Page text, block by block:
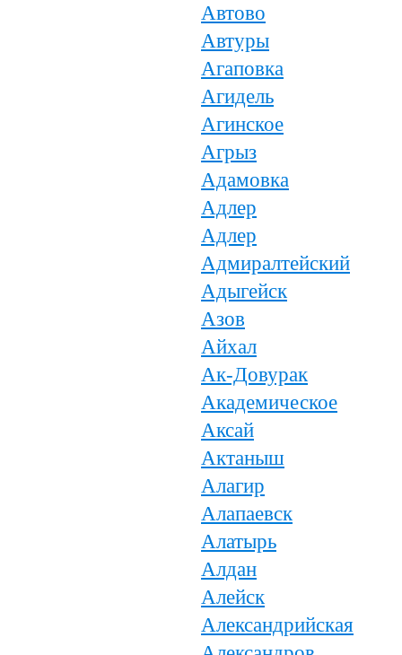
Автово
Автуры
Агаповка
Агидель
Агинское
Агрыз
Адамовка
Адлер
Адлер
Адмиралтейский
Адыгейск
Азов
Айхал
Ак-Довурак
Академическое
Аксай
Актаныш
Алагир
Алапаевск
Алатырь
Алдан
Алейск
Александрийская